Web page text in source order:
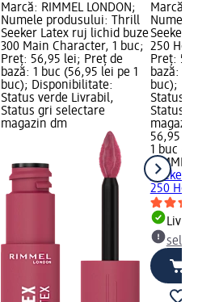
Marcă: RIMMEL LONDON;
Numele produsului: Thrill
Seeker Latex ruj lichid buze
300 Main Character, 1 buc;
Preț: 56,95 lei; Preț de
bază: 1 buc (56,95 lei pe 1
buc); Disponibilitate:
Status verde Livrabil,
Status gri selectare
magazin dm
Marcă:
Numele
Seeker
250
Preț:
bază: 1
buc);
Status
Status
56,95 lei
1 buc
RIMMEL
Seeker
250